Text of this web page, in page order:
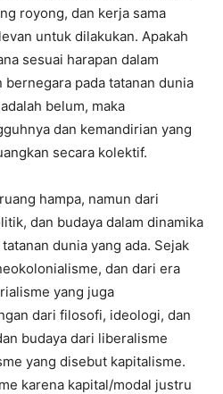
royong, dan kerja sama
untuk dilakukan. Apakah
sesuai harapan dalam
bernegara pada tatanan dunia
belum, maka
dan kemandirian yang
secara kolektif.
hampa, namun dari
dan budaya dalam dinamika
dunia yang ada. Sejak
dan dari era
yang juga
dari filosofi, ideologi, dan
budaya dari liberalisme
yang disebut kapitalisme.
karena kapital/modal justru